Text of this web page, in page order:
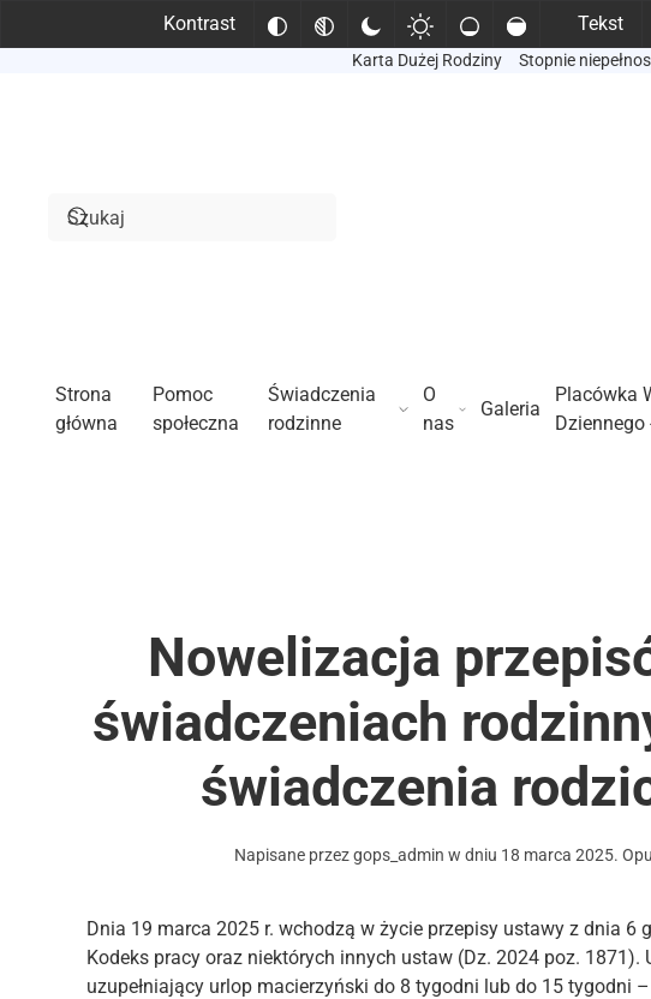
Kontrast Tekst
Karta Dużej Rodziny Stopnie
Strona
główna
Pomoc
społeczna
Świadczenia
rodzinne
O
nas
Galeria
Placówka
Nowelizacja
świadczeniach
świadczenia
Napisane przezgops_admin w dniu 18 marca 2025.
Dnia 19 marca 2025 r. wchodzą w życie przepisy ustawy z dnia 6
Kodeks pracy oraz niektórych innych ustaw (Dz. 2024 poz.
uzupełniający urlop macierzyński do 8 tygodni lub do 15 tygodni